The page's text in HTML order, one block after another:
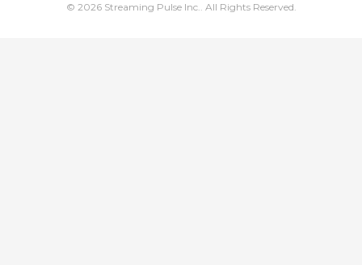
© 2026 Streaming Pulse Inc.. All Rights Reserved.